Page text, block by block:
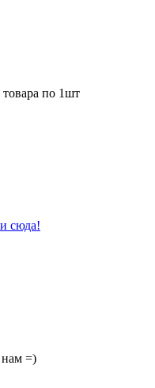
по 1шт
сюда!
=)